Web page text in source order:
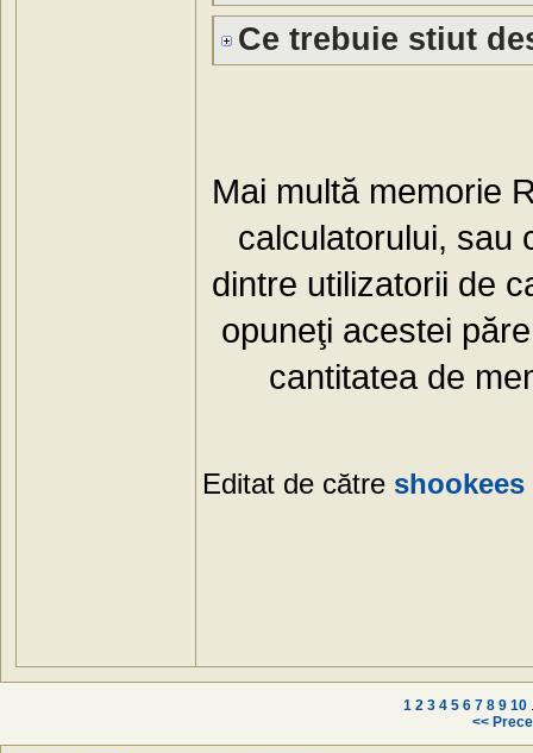
Ce trebuie stiut
Mai multă memorie
calculatorului, sau
dintre utilizatorii de
opuneţi acestei
cantitatea de
Editat de către shookees
1 2 3 4 5 6 7 8 9 10
<<